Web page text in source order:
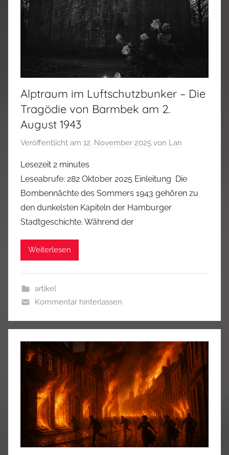
Alptraum im Luftschutzbunker – Die
Tragödie von Barmbek am 2.
August 1943
Veröffentlicht am 12. November 2025 von Lan
Lesezeit 2 minutes
Leseabrufe: 282 Oktober 2025 Einleitung Die
Bombennächte des Sommers 1943 gehören zu
den dunkelsten Kapiteln der Hamburger
Stadtgeschichte. Während der
Weiterlesen
artikel
Kommentar hinterlassen